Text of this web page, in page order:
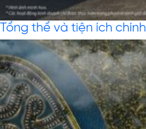
Tổng thể và tiện ích chính